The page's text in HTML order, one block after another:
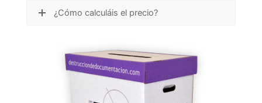
¿Cómo calculáis el precio?